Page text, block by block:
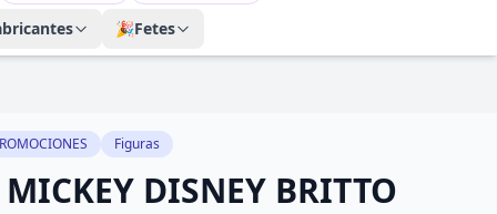
🎉Fetes
Figuras
DISNEY BRITTO